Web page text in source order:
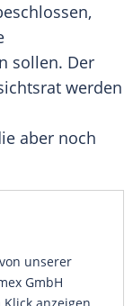
sollen. Der
werden
aber noch
unserer
GmbH